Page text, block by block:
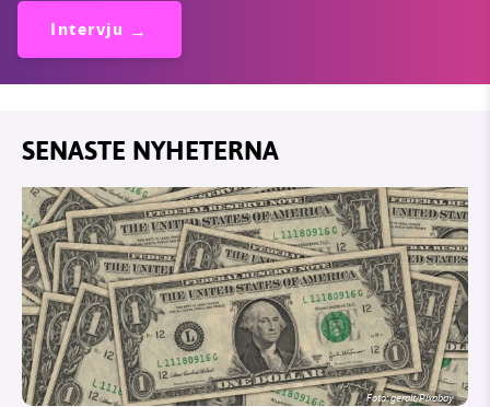
Intervju
SENASTE NYHETERNA
Foto:geralt/Pixabay